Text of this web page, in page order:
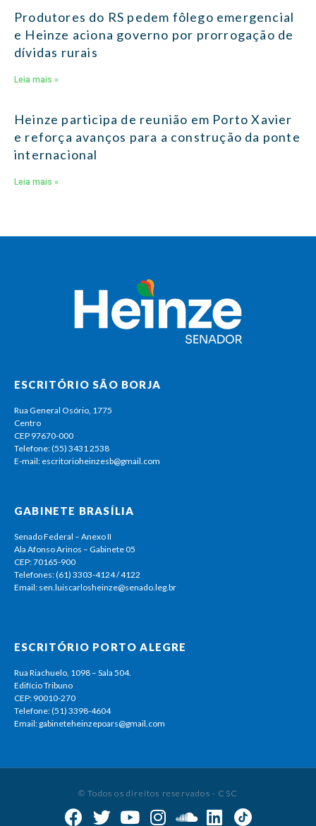
Produtores do RS pedem fôlego emergencial
e Heinze aciona governo por prorrogação de
dívidas rurais
Leia mais »
Heinze participa de reunião em Porto Xavier
e reforça avanços para a construção da ponte
internacional
Leia mais »
ESCRITÓRIO SÃO BORJA
Rua General Osório, 1775
Centro
CEP 97670-000
Telefone: (55) 3431 2538
E-mail: escritorioheinzesb@gmail.com
GABINETE BRASÍLIA
Senado Federal – Anexo II
Ala Afonso Arinos – Gabinete 05
CEP: 70165-900
Telefones: (61) 3303-4124 / 4122
Email: sen.luiscarlosheinze@senado.leg.br
ESCRITÓRIO PORTO ALEGRE
Rua Riachuelo, 1098 – Sala 504.
Edifício Tribuno
CEP: 90010-270
Telefone: (51) 3398-4604
Email: gabineteheinzepoars@gmail.com
© Todos os direitos reservados - CSC